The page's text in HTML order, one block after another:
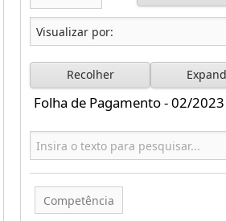
Recolher
Folha de Pagamento - 02/2023
Competência